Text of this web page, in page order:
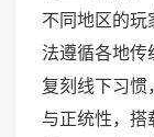
不同地区的
法遵循各地
复刻线下习惯
与正统性，搭